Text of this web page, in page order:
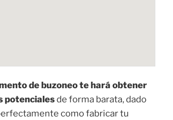
de buzoneo te hará obtener
potencialesde forma barata, dado
como fabricar tu